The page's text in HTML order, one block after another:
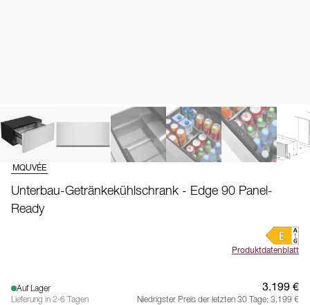
MQUVÉE
Unterbau-Getränkekühlschrank - Edge 90 Panel-
Ready
Produktdatenblatt
Auf Lager
Lieferung in 2-6 Tagen
3.199 €
Niedrigster Preis der letzten 30 Tage: 3.199 €